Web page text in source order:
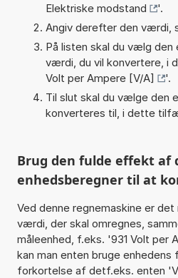
Elektriske modstand
'.
Angiv derefter den værdi,
På listen skal du vælg den
værdi, du vil konvertere, i
Volt per Ampere [V/A]
'.
Til slut skal du vælge den
konverteres til, i dette
Brug den fulde effekt af
enhedsberegner til at
Ved denne regnemaskine er
værdi, der skal omregnes,
måleenhed, f.eks. '931 Volt per
kan man enten bruge enhedens
forkortelse af detf.eks. enten